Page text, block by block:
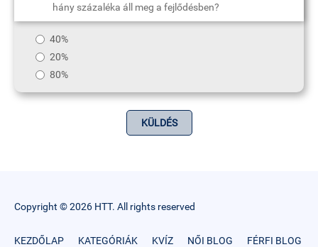
hány százaléka áll meg a fejlődésben?
40%
20%
80%
Copyright © 2026 HTT. All rights reserved
KEZDŐLAP KATEGÓRIÁK KVÍZ NŐI BLOG FÉRFI BLOG